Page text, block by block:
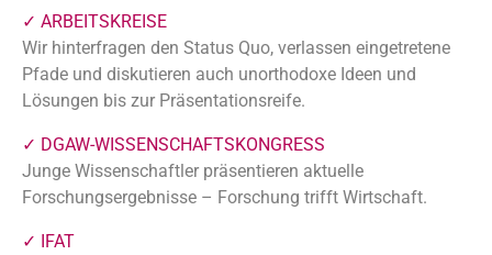
✓ ARBEITSKREISE
Wir hinterfragen den Status Quo, verlassen eingetretene
Pfade und diskutieren auch unorthodoxe Ideen und
Lösungen bis zur Präsentationsreife.
✓ DGAW-WISSENSCHAFTSKONGRESS
Junge Wissenschaftler präsentieren aktuelle
Forschungsergebnisse – Forschung trifft Wirtschaft.
✓ IFAT